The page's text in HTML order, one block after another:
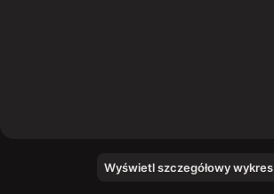
Wyświetl szczegółowy wykres